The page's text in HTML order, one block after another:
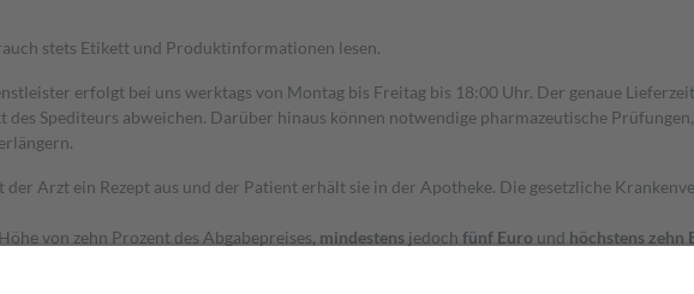
stets Etikett und Produktinformationen lesen.
erfolgt bei uns werktags von Montag bis Freitag bis 18:00 Uhr. Der genaue
Spediteurs abweichen. Darüber hinaus können notwendige pharmazeutische
Arzt ein Rezept aus und der Patient erhält sie in der Apotheke. Die gesetzliche
von zehn Prozent des Abgabepreises, mindestens jedoch fünf Euro und höchstens zehn
Apotheken.